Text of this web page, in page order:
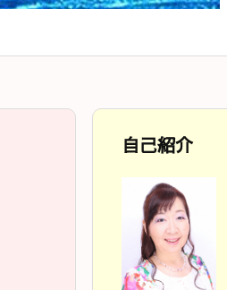
自己紹介